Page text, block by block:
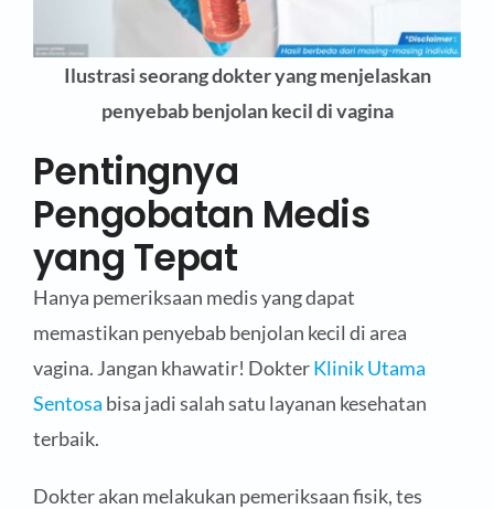
Ilustrasi seorang dokter yang menjelaskan
penyebab benjolan kecil di vagina
Pentingnya
Pengobatan Medis
yang Tepat
Hanya pemeriksaan medis yang dapat
memastikan penyebab benjolan kecil di area
vagina. Jangan khawatir! DokterKlinik Utama
Sentosa bisa jadi salah satu layanan kesehatan
terbaik.
Dokter akan melakukan pemeriksaan fisik, tes